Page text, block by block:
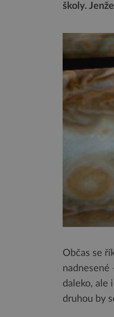
školy.
Občas se
nadnesené
daleko, ale
druhou by